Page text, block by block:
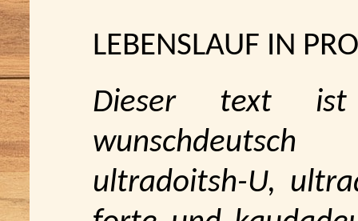
LEBENSLAUF IN
Dieser text ist
ultradoitsh-U,